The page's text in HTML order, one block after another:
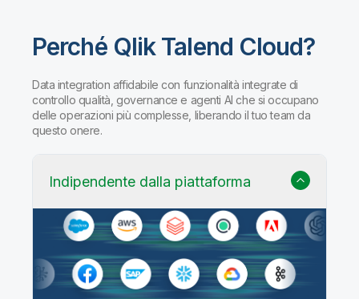
Perché Qlik Talend Cloud?
Data integration affidabile con funzionalità integrate di
controllo qualità, governance e agenti AI che si occupano
delle operazioni più complesse, liberando il tuo team da
questo onere.
Indipendente dalla piattaforma